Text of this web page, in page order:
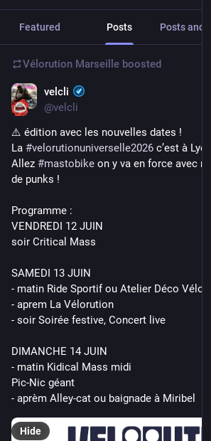
Featured Posts Posts and
Vélorution Marseille boosted
velcli
@velcli
⚠️ édition avec les nouvelles dates !
La #velorutionuniverselle2026 c’est à
Allez #mastobike on y va en force avec
de punks !
Programme :
VENDREDI 12 JUIN
soir Critical Mass
SAMEDI 13 JUIN
- matin Ride Sportif ou Atelier Déco Vélo
- aprem La Vélorution
- soir Soirée festive, Concert live
DIMANCHE 14 JUIN
- matin Kidical Mass midi
Pic-Nic géant
- aprèm Alley-cat ou baignade à Miribel
Hide